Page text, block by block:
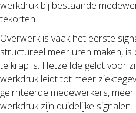
werkdruk bij bestaande
tekorten.
Overwerk is vaak het eerste
structureel meer uren maken,
te krap is. Hetzelfde geldt voor
werkdruk leidt tot meer
geïrriteerde medewerkers,
werkdruk zijn duidelijke signalen.